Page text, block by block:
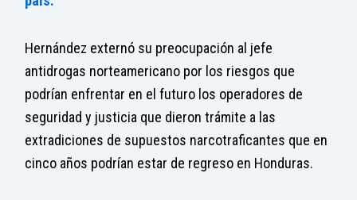
Hernández externó su preocupación al jefe
antidrogas norteamericano por los riesgos que
podrían enfrentar en el futuro los operadores de
seguridad y justicia que dieron trámite a las
extradiciones de supuestos narcotraficantes que en
cinco años podrían estar de regreso en Honduras.